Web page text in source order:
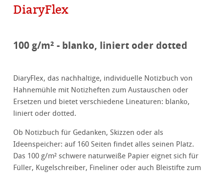
DiaryFlex
100 g/m² - blanko, liniert oder dotted
DiaryFlex, das nachhaltige, individuelle Notizbuch von
Hahnemühle mit Notizheften zum Austauschen oder
Ersetzen und bietet verschiedene Lineaturen: blanko,
liniert oder dotted.
Ob Notizbuch für Gedanken, Skizzen oder als
Ideenspeicher: auf 160 Seiten findet alles seinen Platz.
Das 100 g/m² schwere naturweiße Papier eignet sich für
Füller, Kugelschreiber, Fineliner oder auch Bleistifte zum